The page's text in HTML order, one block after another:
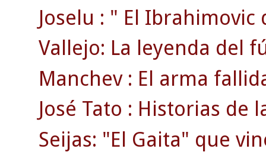
Joselu : " El Ibrahimovic
Vallejo: La leyenda del
Manchev : El arma
José Tato : Historias de
Seijas: "El Gaita" que